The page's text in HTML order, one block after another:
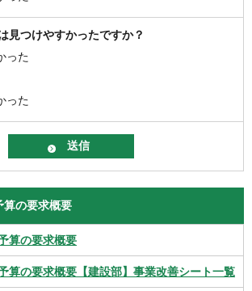
見つけやすかったですか？
った
った
算の要求概要
算の要求概要
算の要求概要【建設部】事業改善シート一覧